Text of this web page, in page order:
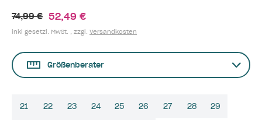
74,99 € 52,49 €
inkl gesetzl. MwSt. , zzgl. Versandkosten
Größenberater
21 22 23 24 25 26 27 28 29